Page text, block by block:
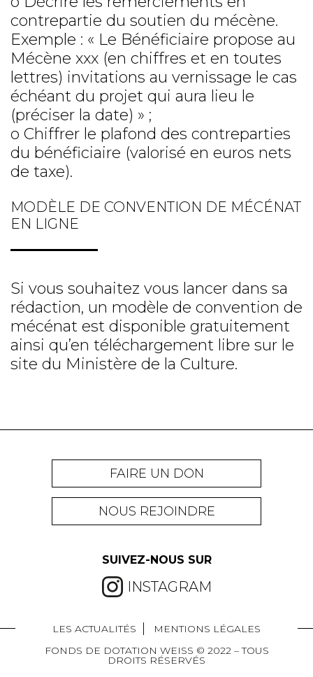
contrepartie du soutien du mécène.
Exemple : « Le Bénéficiaire propose au
Mécène xxx (en chiffres et en toutes
lettres) invitations au vernissage le cas
échéant du projet qui aura lieu le
(préciser la date) » ;
o Chiffrer le plafond des contreparties
du bénéficiaire (valorisé en euros nets
de taxe).
MODÈLE DE CONVENTION DE MÉCÉNAT
EN LIGNE
Si vous souhaitez vous lancer dans sa
rédaction, un modèle de convention de
mécénat est disponible gratuitement
ainsi qu’en téléchargement libre sur le
site du Ministère de la Culture.
FAIRE UN DON
NOUS REJOINDRE
SUIVEZ-NOUS SUR
INSTAGRAM
LES ACTUALITÉS
MENTIONS LÉGALES
FONDS DE DOTATION WEISS © 2022 – TOUS
DROITS RÉSERVÉS